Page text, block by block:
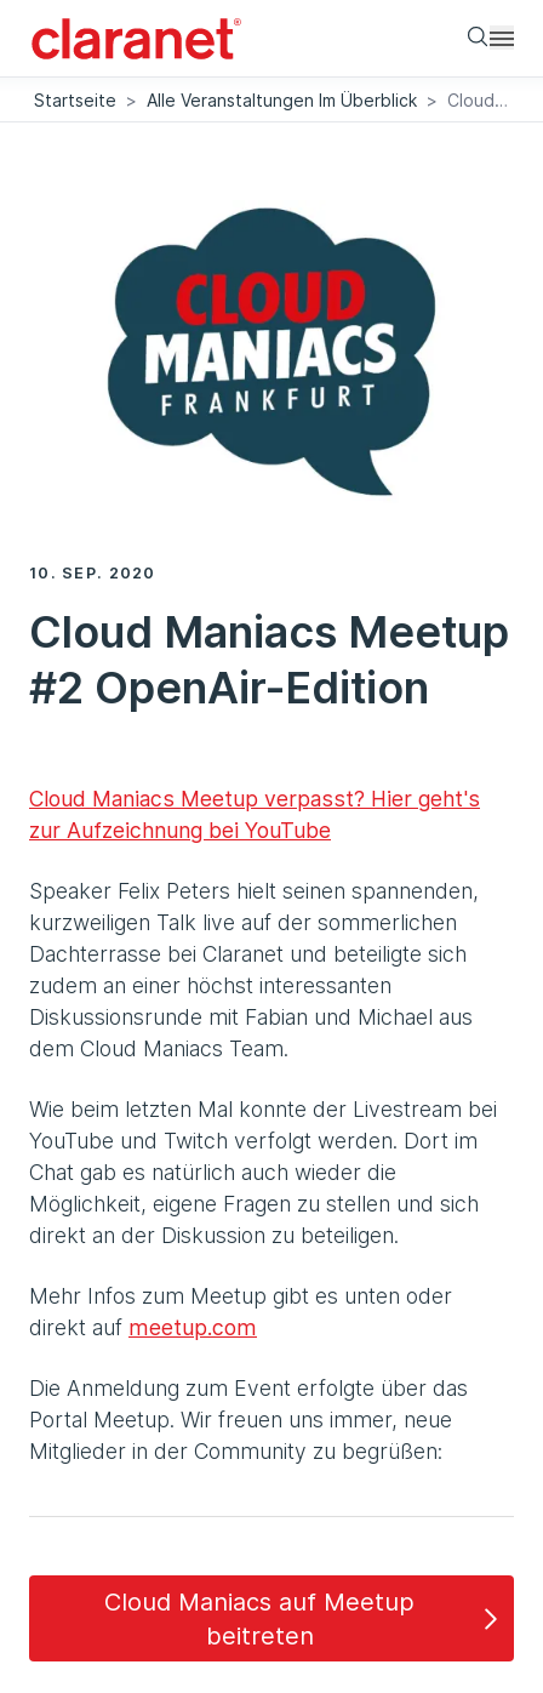
Startseite > Alle Veranstaltungen Im Überblick > Cloud Maniacs Meetup #2 OpenAir-Edition
10. SEP. 2020
Cloud Maniacs Meetup
#2 OpenAir-Edition
Cloud Maniacs Meetup verpasst? Hier geht's
zur Aufzeichnung bei YouTube
Speaker Felix Peters hielt seinen spannenden,
kurzweiligen Talk live auf der sommerlichen
Dachterrasse bei Claranet und beteiligte sich
zudem an einer höchst interessanten
Diskussionsrunde mit Fabian und Michael aus
dem Cloud Maniacs Team.
Wie beim letzten Mal konnte der Livestream bei
YouTube und Twitch verfolgt werden. Dort im
Chat gab es natürlich auch wieder die
Möglichkeit, eigene Fragen zu stellen und sich
direkt an der Diskussion zu beteiligen.
Mehr Infos zum Meetup gibt es unten oder
direkt auf meetup.com
Die Anmeldung zum Event erfolgte über das
Portal Meetup. Wir freuen uns immer, neue
Mitglieder in der Community zu begrüßen:
Cloud Maniacs auf Meetup
beitreten